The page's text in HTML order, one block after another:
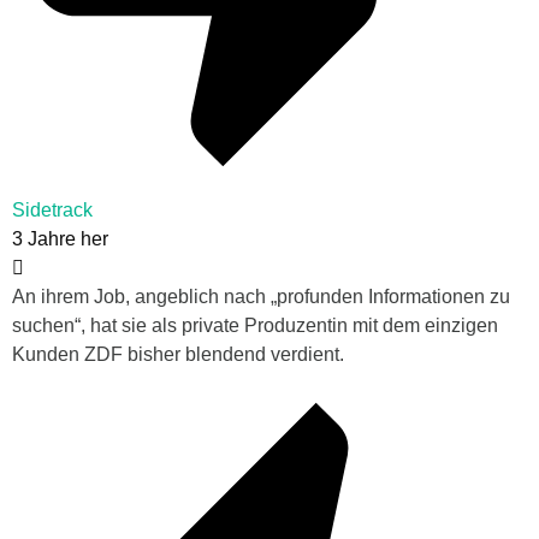
Sidetrack
3 Jahre her
An ihrem Job, angeblich nach „profunden Informationen zu
suchen“, hat sie als private Produzentin mit dem einzigen
Kunden ZDF bisher blendend verdient.